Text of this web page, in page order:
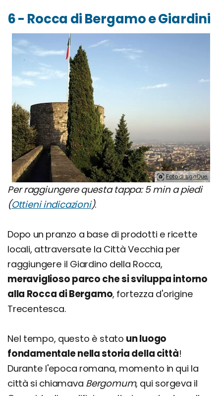
6 - Rocca di Bergamo e Giardini
Foto di LigaDue.
Per raggiungere questa tappa: 5 min a piedi
(Ottieni indicazioni).
Dopo un pranzo a base di prodotti e ricette
locali, attraversate la Città Vecchia per
raggiungere il Giardino della Rocca,
meraviglioso parco che si sviluppa intorno
alla Rocca di Bergamo, fortezza d'origine
Trecentesca.
Nel tempo, questo è stato un luogo
fondamentale nella storia della città!
Durante l'epoca romana, momento in qui la
città si chiamava Bergomum, qui sorgeva il